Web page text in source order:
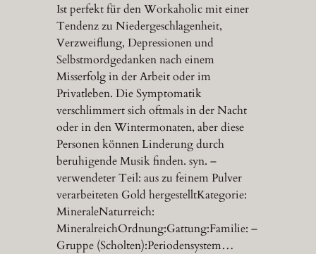
Ist perfekt für den Workaholic mit einer
Tendenz zu Niedergeschlagenheit,
Verzweiflung, Depressionen und
Selbstmordgedanken nach einem
Misserfolg in der Arbeit oder im
Privatleben. Die Symptomatik
verschlimmert sich oftmals in der Nacht
oder in den Wintermonaten, aber diese
Personen können Linderung durch
beruhigende Musik finden. syn. –
verwendeter Teil: aus zu feinem Pulver
verarbeiteten Gold hergestelltKategorie:
MineraleNaturreich:
MineralreichOrdnung:Gattung:Familie: –
Gruppe (Scholten):Periodensystem…